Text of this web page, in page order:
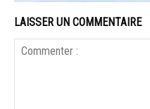
LAISSER UN COMMENTAIRE